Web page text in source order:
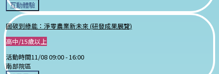
互動體驗
固碳到綠能：淨零農業新未來 (研發成果展覽)
高中/15歲以上
活動時間11/08 09:00 - 16:00
南部院區